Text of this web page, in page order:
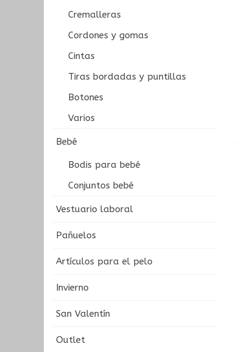
Cremalleras
Cordones y gomas
Cintas
Tiras bordadas y puntillas
Botones
Varios
Bebé
Bodis para bebé
Conjuntos bebé
Vestuario laboral
Pañuelos
Artículos para el pelo
Invierno
San Valentín
Outlet